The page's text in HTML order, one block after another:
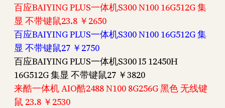
百应BAIYING PLUS一体机S300 N100 16G512G 集
显 不带键鼠23.8 ￥2650
百应BAIYING PLUS一体机S300 N100 16G512G 集
显 不带键鼠27 ￥2750
百应BAIYING PLUS一体机S300 I5 12450H
16G512G 集显 不带键鼠27 ￥3820
来酷一体机 AIO酷2488 N100 8G256G 黑色 无线键
鼠 23.8 ￥2530